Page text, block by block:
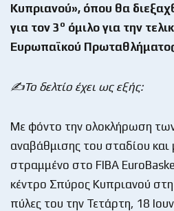
Κυπριανού», όπου θα
για τον 3 ο όμιλο για την
Ευρωπαϊκού
✍Το δελτίο έχει ως εξής:
Με φόντο την ολοκλήρωση
αναβάθμισης του σταδίου και
στραμμένο στο FIBA
κέντρο Σπύρος Κυπριανού στη
πύλες του την Τετάρτη, 18